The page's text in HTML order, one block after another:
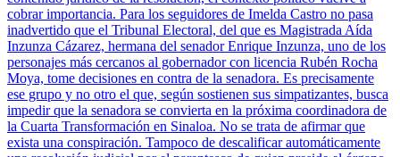
cobrar importancia. Para los seguidores de Imelda Castro no pasa
inadvertido que el Tribunal Electoral, del que es Magistrada Aída
Inzunza Cázarez, hermana del senador Enrique Inzunza, uno de los
personajes más cercanos al gobernador con licencia Rubén Rocha
Moya, tome decisiones en contra de la senadora. Es precisamente
ese grupo y no otro el que, según sostienen sus simpatizantes, busca
impedir que la senadora se convierta en la próxima coordinadora de
la Cuarta Transformación en Sinaloa. No se trata de afirmar que
exista una conspiración. Tampoco de descalificar automáticamente